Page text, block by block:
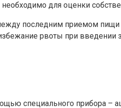
для оценки
последним приемом
рвоты при введении
специального прибора –